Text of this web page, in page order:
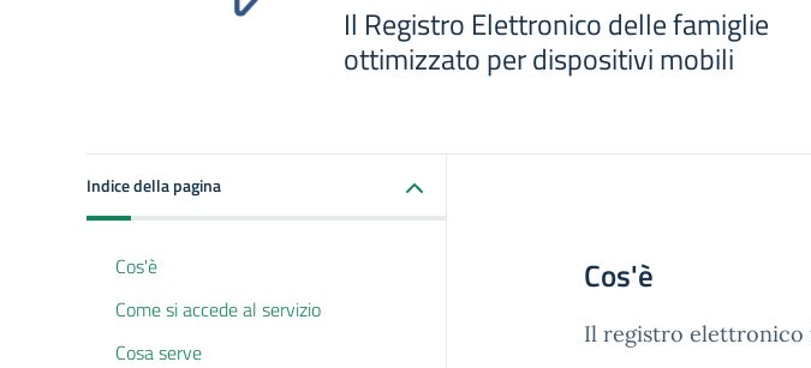
Il Registro Elettronico delle famiglie
ottimizzato per dispositivi mobili
Indice della pagina
Cos'è
Come si accede al servizio
Cosa serve
Cos'è
Il registro elettronico